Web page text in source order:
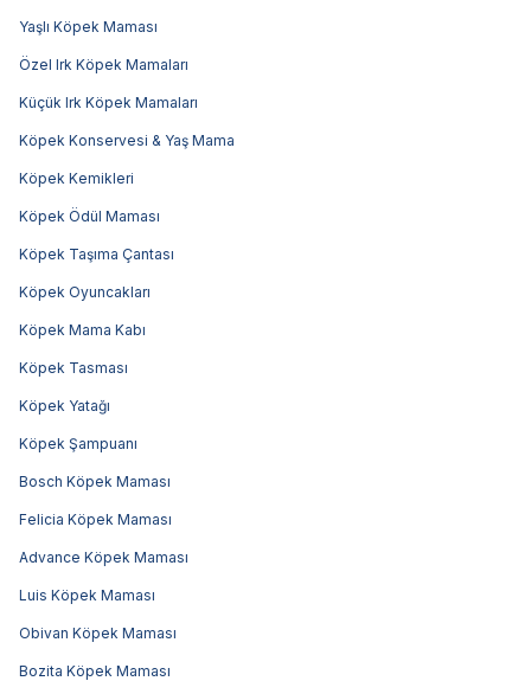
Yaşlı Köpek Maması
Özel Irk Köpek Mamaları
Küçük Irk Köpek Mamaları
Köpek Konservesi & Yaş Mama
Köpek Kemikleri
Köpek Ödül Maması
Köpek Taşıma Çantası
Köpek Oyuncakları
Köpek Mama Kabı
Köpek Tasması
Köpek Yatağı
Köpek Şampuanı
Bosch Köpek Maması
Felicia Köpek Maması
Advance Köpek Maması
Luis Köpek Maması
Obivan Köpek Maması
Bozita Köpek Maması